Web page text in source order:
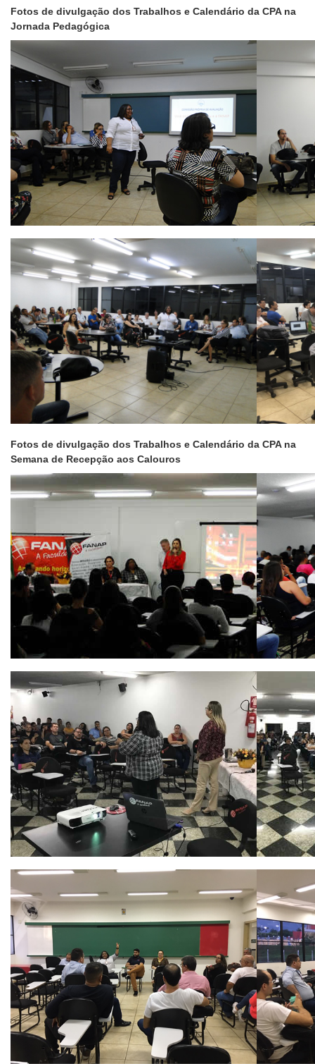
Fotos de divulgação dos Trabalhos e Calendário da CPA na
Jornada Pedagógica
Fotos de divulgação dos Trabalhos e Calendário da CPA na
Semana de Recepção aos Calouros